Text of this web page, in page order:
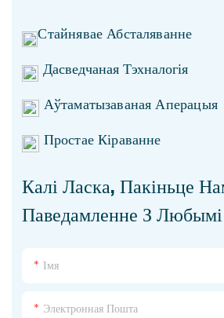
Стайнявае Абсталяванне
Дасведчаная Тэхналогія
Аўтаматызаваная Аперацыя
Простае Кіраванне
Калі Ласка, Пакіньце
Паведамленне З
Імя
Электронная Пошта